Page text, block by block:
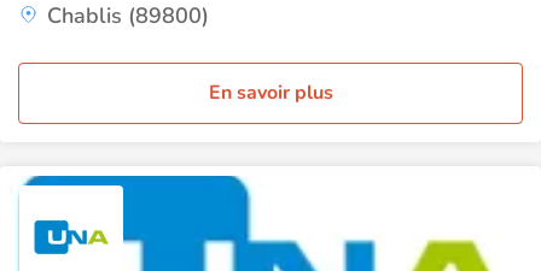
Chablis (89800)
En savoir plus